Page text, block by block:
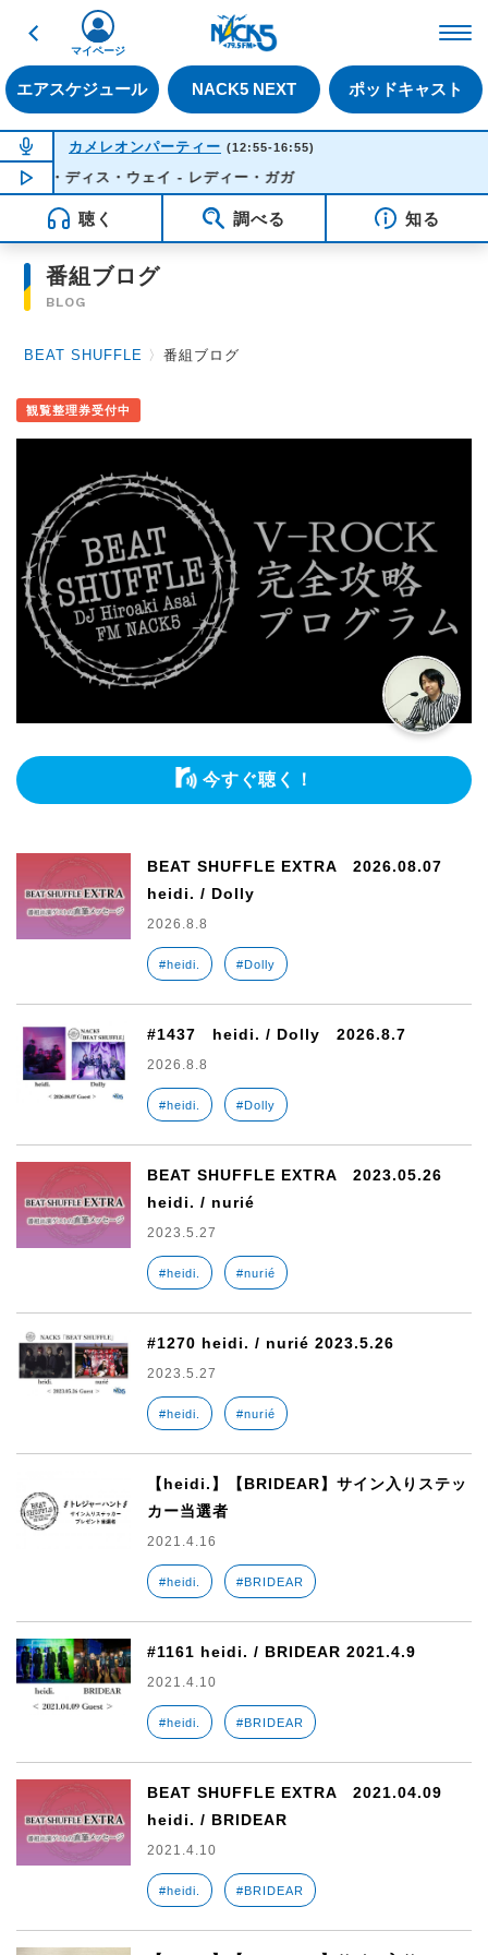
戻る
エアスケジュール NACK5 NEXT ポッドキャスト
マイページ
NOW ON AIR
カメレオンパーティー (12:55-16:55)
NOW PLAYING14:41
ン・ディス・ウェイ - レディー・ガガ
聴く 調べる 知る
番組ブログ
BLOG
BEAT SHUFFLE 〉番組ブログ
観覧整理券受付中
今すぐ聴く！
BEAT SHUFFLE EXTRA 2026.08.07
heidi. / Dolly
2026.8.8
#heidi. #Dolly
#1437 heidi. / Dolly 2026.8.7
2026.8.8
#heidi. #Dolly
BEAT SHUFFLE EXTRA 2023.05.26
heidi. / nurié
2023.5.27
#heidi. #nurié
#1270 heidi. / nurié 2023.5.26
2023.5.27
#heidi. #nurié
【heidi.】【BRIDEAR】サイン入りステッ
カー当選者
2021.4.16
#heidi. #BRIDEAR
#1161 heidi. / BRIDEAR 2021.4.9
2021.4.10
#heidi. #BRIDEAR
BEAT SHUFFLE EXTRA 2021.04.09
heidi. / BRIDEAR
2021.4.10
#heidi. #BRIDEAR